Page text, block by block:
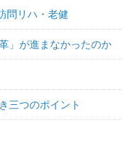
問リハ・老健
」が進まなかったのか
三つのポイント